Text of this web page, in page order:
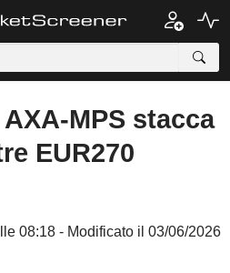
MPS stacca
EUR270
08:18 - Modificato il 03/06/2026